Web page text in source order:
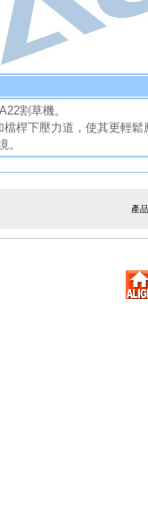
割草機。
檔桿下壓力道，使其更輕鬆
。
產